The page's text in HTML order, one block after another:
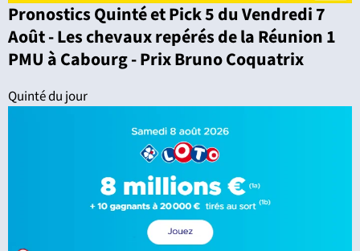
Pronostics Quinté et Pick 5 du Vendredi 7
Août - Les chevaux repérés de la Réunion 1
PMU à Cabourg - Prix Bruno Coquatrix
Quinté du jour